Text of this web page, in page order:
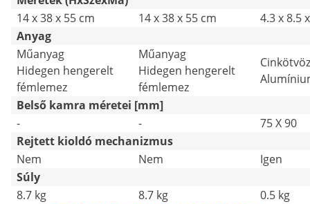
14 x 38 x 55 cm
14 x 38 x 55 cm
4.3 x 8.5
Anyag
Műanyag
Hidegen hengerelt
fémlemez
Műanyag
Hidegen hengerelt
fémlemez
Belső kamra méretei [mm]
-
-
75 X 90
Rejtett kioldó mechanizmus
Nem
Nem
Igen
Súly
8.7 kg
8.7 kg
0.5 kg